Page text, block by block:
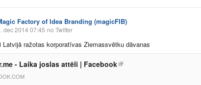
Factory of Idea Branding (magicFIB)
dec 2014 07:45 no Twitter
Latvijā ražotas korporatīvas Ziemassvētku dāvanas
- Laika joslas attēli | Facebook